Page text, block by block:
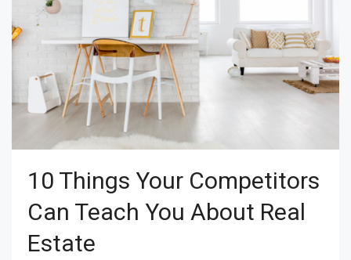
10 Things Your Competitors
Can Teach You About Real
Estate